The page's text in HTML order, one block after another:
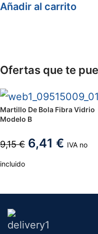
Añadir al carrito
Ofertas que te
Martillo De Bola Fibra Vidrio
Modelo B
9,15€ 6,41 € IVA no
incluido